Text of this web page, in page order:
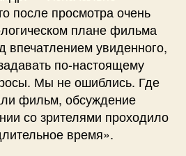
после просмотра очень
плане фильма
впечатлением увиденного,
по-настоящему
Мы не ошиблись. Где
фильм, обсуждение
со зрителями проходило
время».